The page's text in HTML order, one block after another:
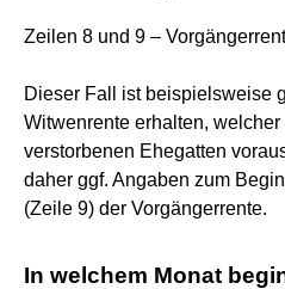
Zeilen 8 und 9 –
Dieser Fall ist beispielsweise
Witwenrente erhalten,
verstorbenen Ehegatten
daher ggf. Angaben zum
(Zeile 9) der Vorgängerrente.
In welchem Monat